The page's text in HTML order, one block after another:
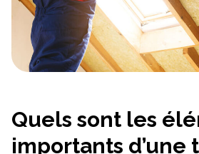
Quels sont les
importants d’une